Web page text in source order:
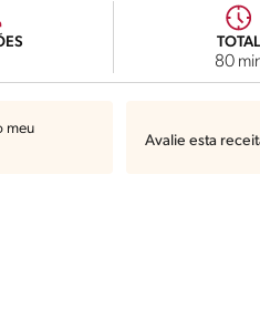
TOTAL
80
meu
Avalie esta